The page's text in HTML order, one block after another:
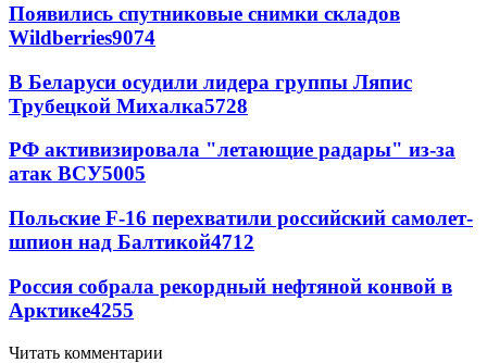
Появились спутниковые снимки складов
Wildberries9074
В Беларуси осудили лидера группы Ляпис
Трубецкой Михалка5728
РФ активизировала "летающие радары" из-за
атак ВСУ5005
Польские F-16 перехватили российский самолет-
шпион над Балтикой4712
Россия собрала рекордный нефтяной конвой в
Арктике4255
Читать комментарии